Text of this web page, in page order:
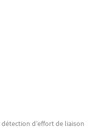
d’effort de liaison